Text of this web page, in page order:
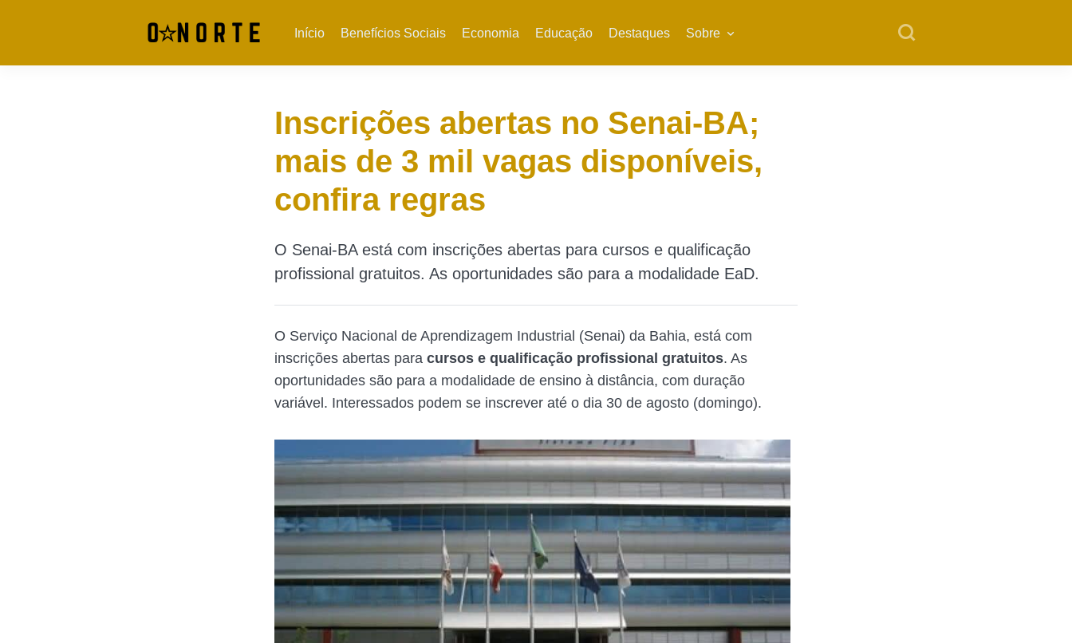
Início Benefícios Sociais Economia Educação Destaques Sobre
Inscrições abertas no Senai-BA;
mais de 3 mil vagas disponíveis,
confira regras
O Senai-BA está com inscrições abertas para cursos e qualificação
profissional gratuitos. As oportunidades são para a modalidade EaD.
O Serviço Nacional de Aprendizagem Industrial (Senai) da Bahia, está com
inscrições abertas para cursos e qualificação profissional gratuitos. As
oportunidades são para a modalidade de ensino à distância, com duração
variável. Interessados podem se inscrever até o dia 30 de agosto (domingo).